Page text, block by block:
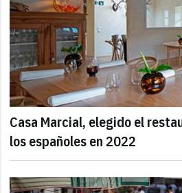
Casa Marcial, elegido el
los españoles en 2022